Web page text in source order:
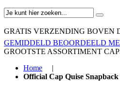
GRATIS VERZENDING BOVEN
GEMIDDELD BEOORDEELD
GROOTSTE ASSORTIMENT
Home
|
Official Cap Quise